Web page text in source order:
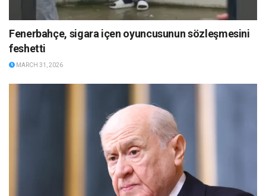
Fenerbahçe, sigara içen oyuncusunun sözleşmesini
feshetti
MARCH 31, 2026